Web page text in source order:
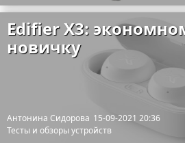
Edifier X3:
новичку
Антонина Сидорова 15-09-2021 20:36
Тесты и обзоры устройств